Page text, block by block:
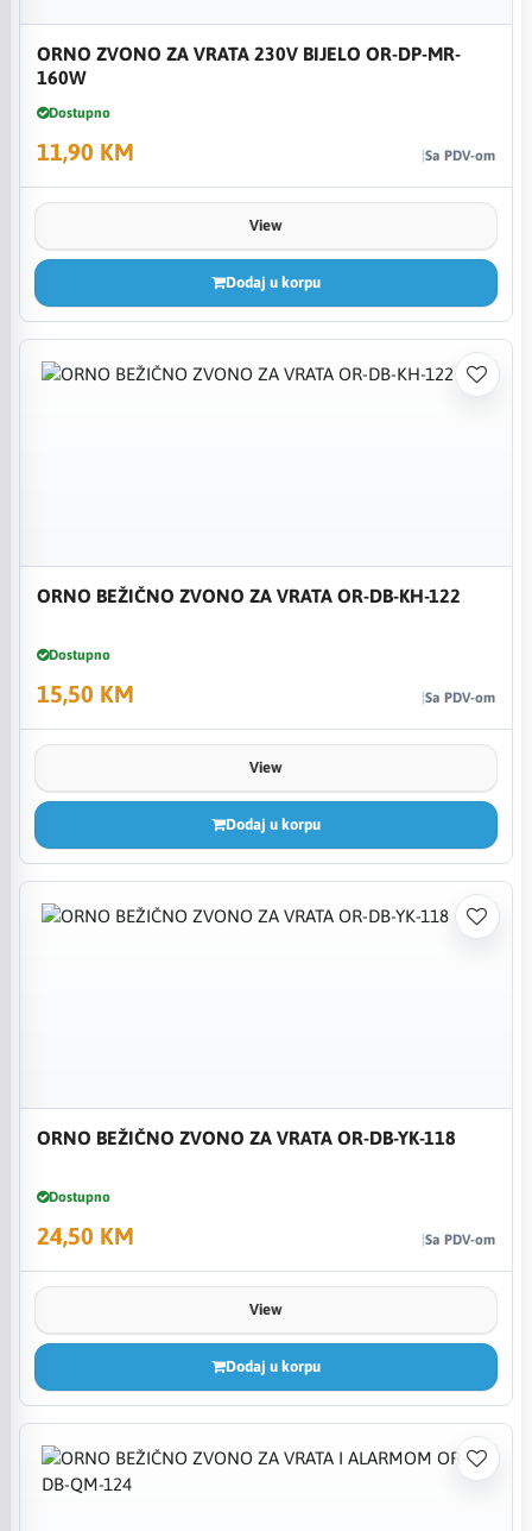
ORNO ZVONO ZA VRATA 230V BIJELO OR-DP-MR-
160W
Dostupno
11,90 KM Sa PDV-om
View
Dodaj u korpu
ORNO BEŽIČNO ZVONO ZA VRATA OR-DB-KH-122
Dostupno
15,50 KM Sa PDV-om
View
Dodaj u korpu
ORNO BEŽIČNO ZVONO ZA VRATA OR-DB-YK-118
Dostupno
24,50 KM Sa PDV-om
View
Dodaj u korpu